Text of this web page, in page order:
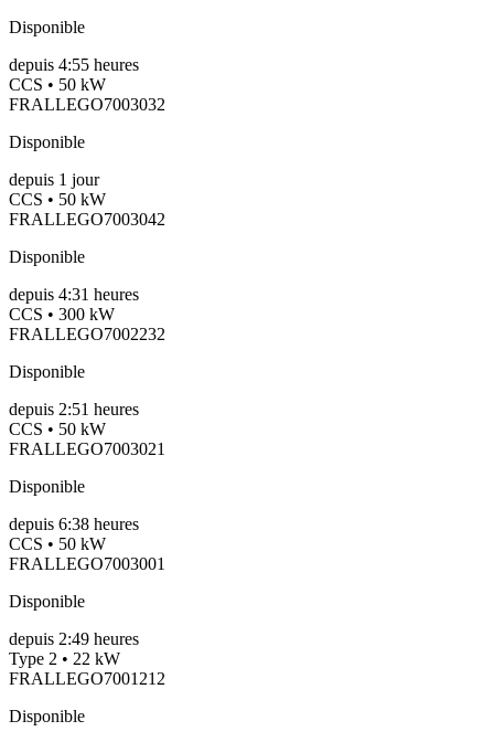
Disponible
depuis 4:55 heures
CCS • 50 kW
FRALLEGO7003032
Disponible
depuis 1 jour
CCS • 50 kW
FRALLEGO7003042
Disponible
depuis 4:31 heures
CCS • 300 kW
FRALLEGO7002232
Disponible
depuis 2:51 heures
CCS • 50 kW
FRALLEGO7003021
Disponible
depuis 6:38 heures
CCS • 50 kW
FRALLEGO7003001
Disponible
depuis 2:49 heures
Type 2 • 22 kW
FRALLEGO7001212
Disponible